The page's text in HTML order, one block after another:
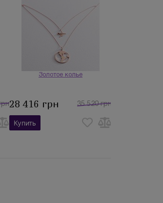
Золотое колье
28 416 грн 35 520 грн
Купить